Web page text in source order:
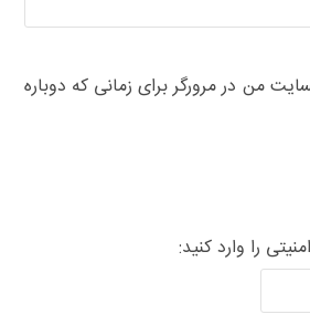
من در مرورگر برای زمانی که دوباره
را وارد کنید: